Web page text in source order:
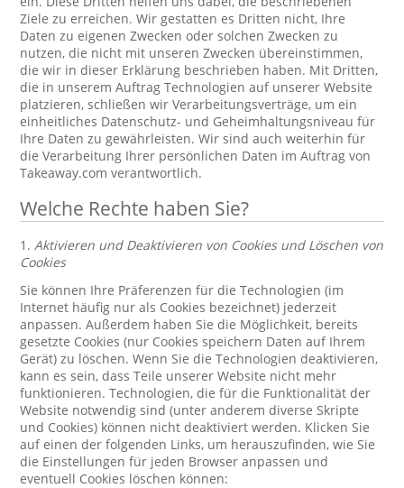
Ziele zu erreichen. Wir gestatten es Dritten nicht, Ihre
Daten zu eigenen Zwecken oder solchen Zwecken zu
nutzen, die nicht mit unseren Zwecken übereinstimmen,
die wir in dieser Erklärung beschrieben haben. Mit Dritten,
die in unserem Auftrag Technologien auf unserer Website
platzieren, schließen wir Verarbeitungsverträge, um ein
einheitliches Datenschutz- und Geheimhaltungsniveau für
Ihre Daten zu gewährleisten. Wir sind auch weiterhin für
die Verarbeitung Ihrer persönlichen Daten im Auftrag von
Takeaway.com verantwortlich.
Welche Rechte haben Sie?
1.Aktivieren und Deaktivieren von Cookies und Löschen von
Cookies
Sie können Ihre Präferenzen für die Technologien (im
Internet häufig nur als Cookies bezeichnet) jederzeit
anpassen. Außerdem haben Sie die Möglichkeit, bereits
gesetzte Cookies (nur Cookies speichern Daten auf Ihrem
Gerät) zu löschen. Wenn Sie die Technologien deaktivieren,
kann es sein, dass Teile unserer Website nicht mehr
funktionieren. Technologien, die für die Funktionalität der
Website notwendig sind (unter anderem diverse Skripte
und Cookies) können nicht deaktiviert werden. Klicken Sie
auf einen der folgenden Links, um herauszufinden, wie Sie
die Einstellungen für jeden Browser anpassen und
eventuell Cookies löschen können: